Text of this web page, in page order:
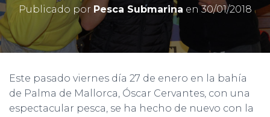
Publicado por Pesca Submarina en30/01/2018
Este pasado viernes día 27 de enero en la bahía
de Palma de Mallorca, Óscar Cervantes, con una
espectacular pesca, se ha hecho de nuevo con la